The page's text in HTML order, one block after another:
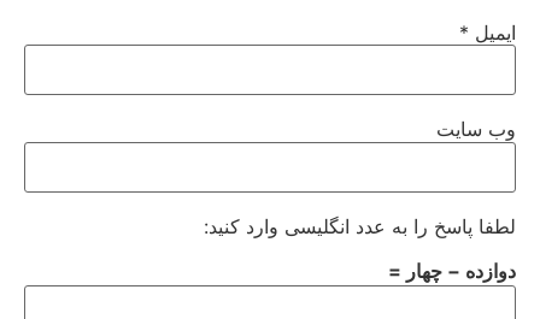
ایمیل *
وب‌ سایت
لطفا پاسخ را به عدد انگلیسی وارد کنید:
دوازده − چهار =